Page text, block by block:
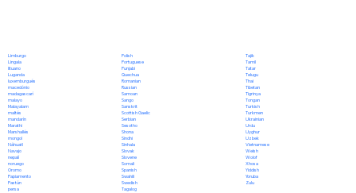
Limburgo
Lingala
lituano
Luganda
luxemburgués
macedónio
madagascarí
malayo
Malayalam
maltés
mandarín
Marathi
Marshallés
mongol
Náhuatl
Navajo
nepalí
noruego
Oromo
Papiamento
Pastún
persa
Polish
Portuguese
Punjabi
Quechua
Romanian
Russian
Samoan
Sango
Sanskrit
Scottish Gaelic
Serbian
Sesotho
Shona
Sindhi
Sinhala
Slovak
Slovene
Somali
Spanish
Swahili
Swedish
Tagalog
Tajik
Tamil
Tatar
Telugu
Thai
Tibetan
Tigrinya
Tongan
Turkish
Turkmen
Ukrainian
Urdu
Uyghur
Uzbek
Vietnamese
Welsh
Wolof
Xhosa
Yiddish
Yoruba
Zulu